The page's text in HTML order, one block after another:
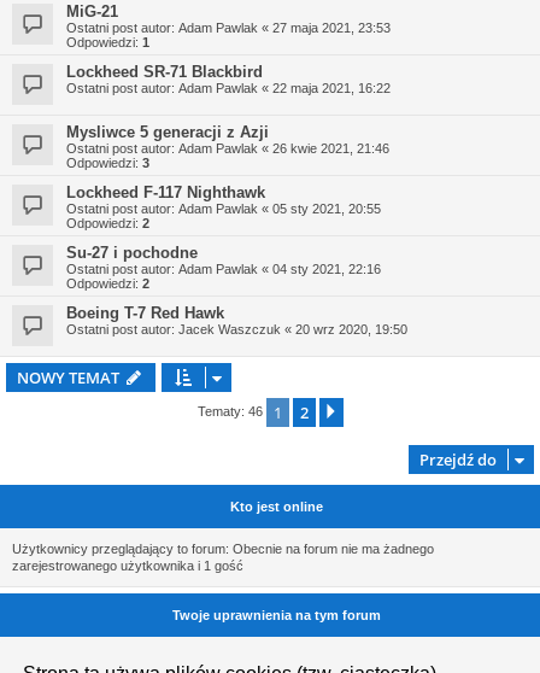
MiG-21
Ostatni post autor: Adam Pawlak « 27 maja 2021, 23:53
Odpowiedzi: 1
Lockheed SR-71 Blackbird
Ostatni post autor: Adam Pawlak « 22 maja 2021, 16:22
Mysliwce 5 generacji z Azji
Ostatni post autor: Adam Pawlak « 26 kwie 2021, 21:46
Odpowiedzi: 3
Lockheed F-117 Nighthawk
Ostatni post autor: Adam Pawlak « 05 sty 2021, 20:55
Odpowiedzi: 2
Su-27 i pochodne
Ostatni post autor: Adam Pawlak « 04 sty 2021, 22:16
Odpowiedzi: 2
Boeing T-7 Red Hawk
Ostatni post autor: Jacek Waszczuk « 20 wrz 2020, 19:50
NOWY TEMAT
Tematy: 46 1 2
Przejdź do
Kto jest online
Użytkownicy przeglądający to forum: Obecnie na forum nie ma żadnego
zarejestrowanego użytkownika i 1 gość
Twoje uprawnienia na tym forum